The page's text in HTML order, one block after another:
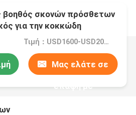
βοηθός σκονών πρόσθετων
για την κοκκώδη
BOPP
Τιμή：USD1600-USD2000
Μας ελάτε σε
επαφή με